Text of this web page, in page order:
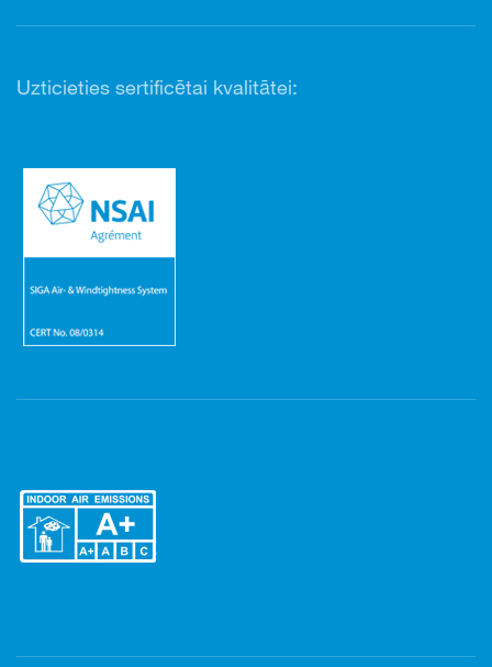
Uzticieties sertificētai kvalitātei: